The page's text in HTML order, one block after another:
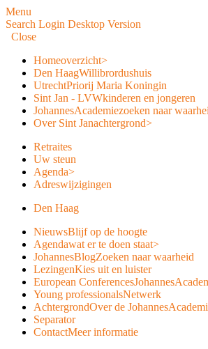
Menu
Search Login Desktop Version
Close
Homeoverzicht>
Den HaagWillibrordushuis
UtrechtPriorij Maria Koningin
Sint Jan - LVWkinderen en jongeren
JohannesAcademiezoeken naar
Over Sint Janachtergrond>
Retraites
Uw steun
Agenda>
Adreswijzigingen
Den Haag
NieuwsBlijf op de hoogte
Agendawat er te doen staat>
JohannesBlogZoeken naar waarheid
LezingenKies uit en luister
European Conferences
Young professionalsNetwerk
AchtergrondOver de
Separator
ContactMeer informatie